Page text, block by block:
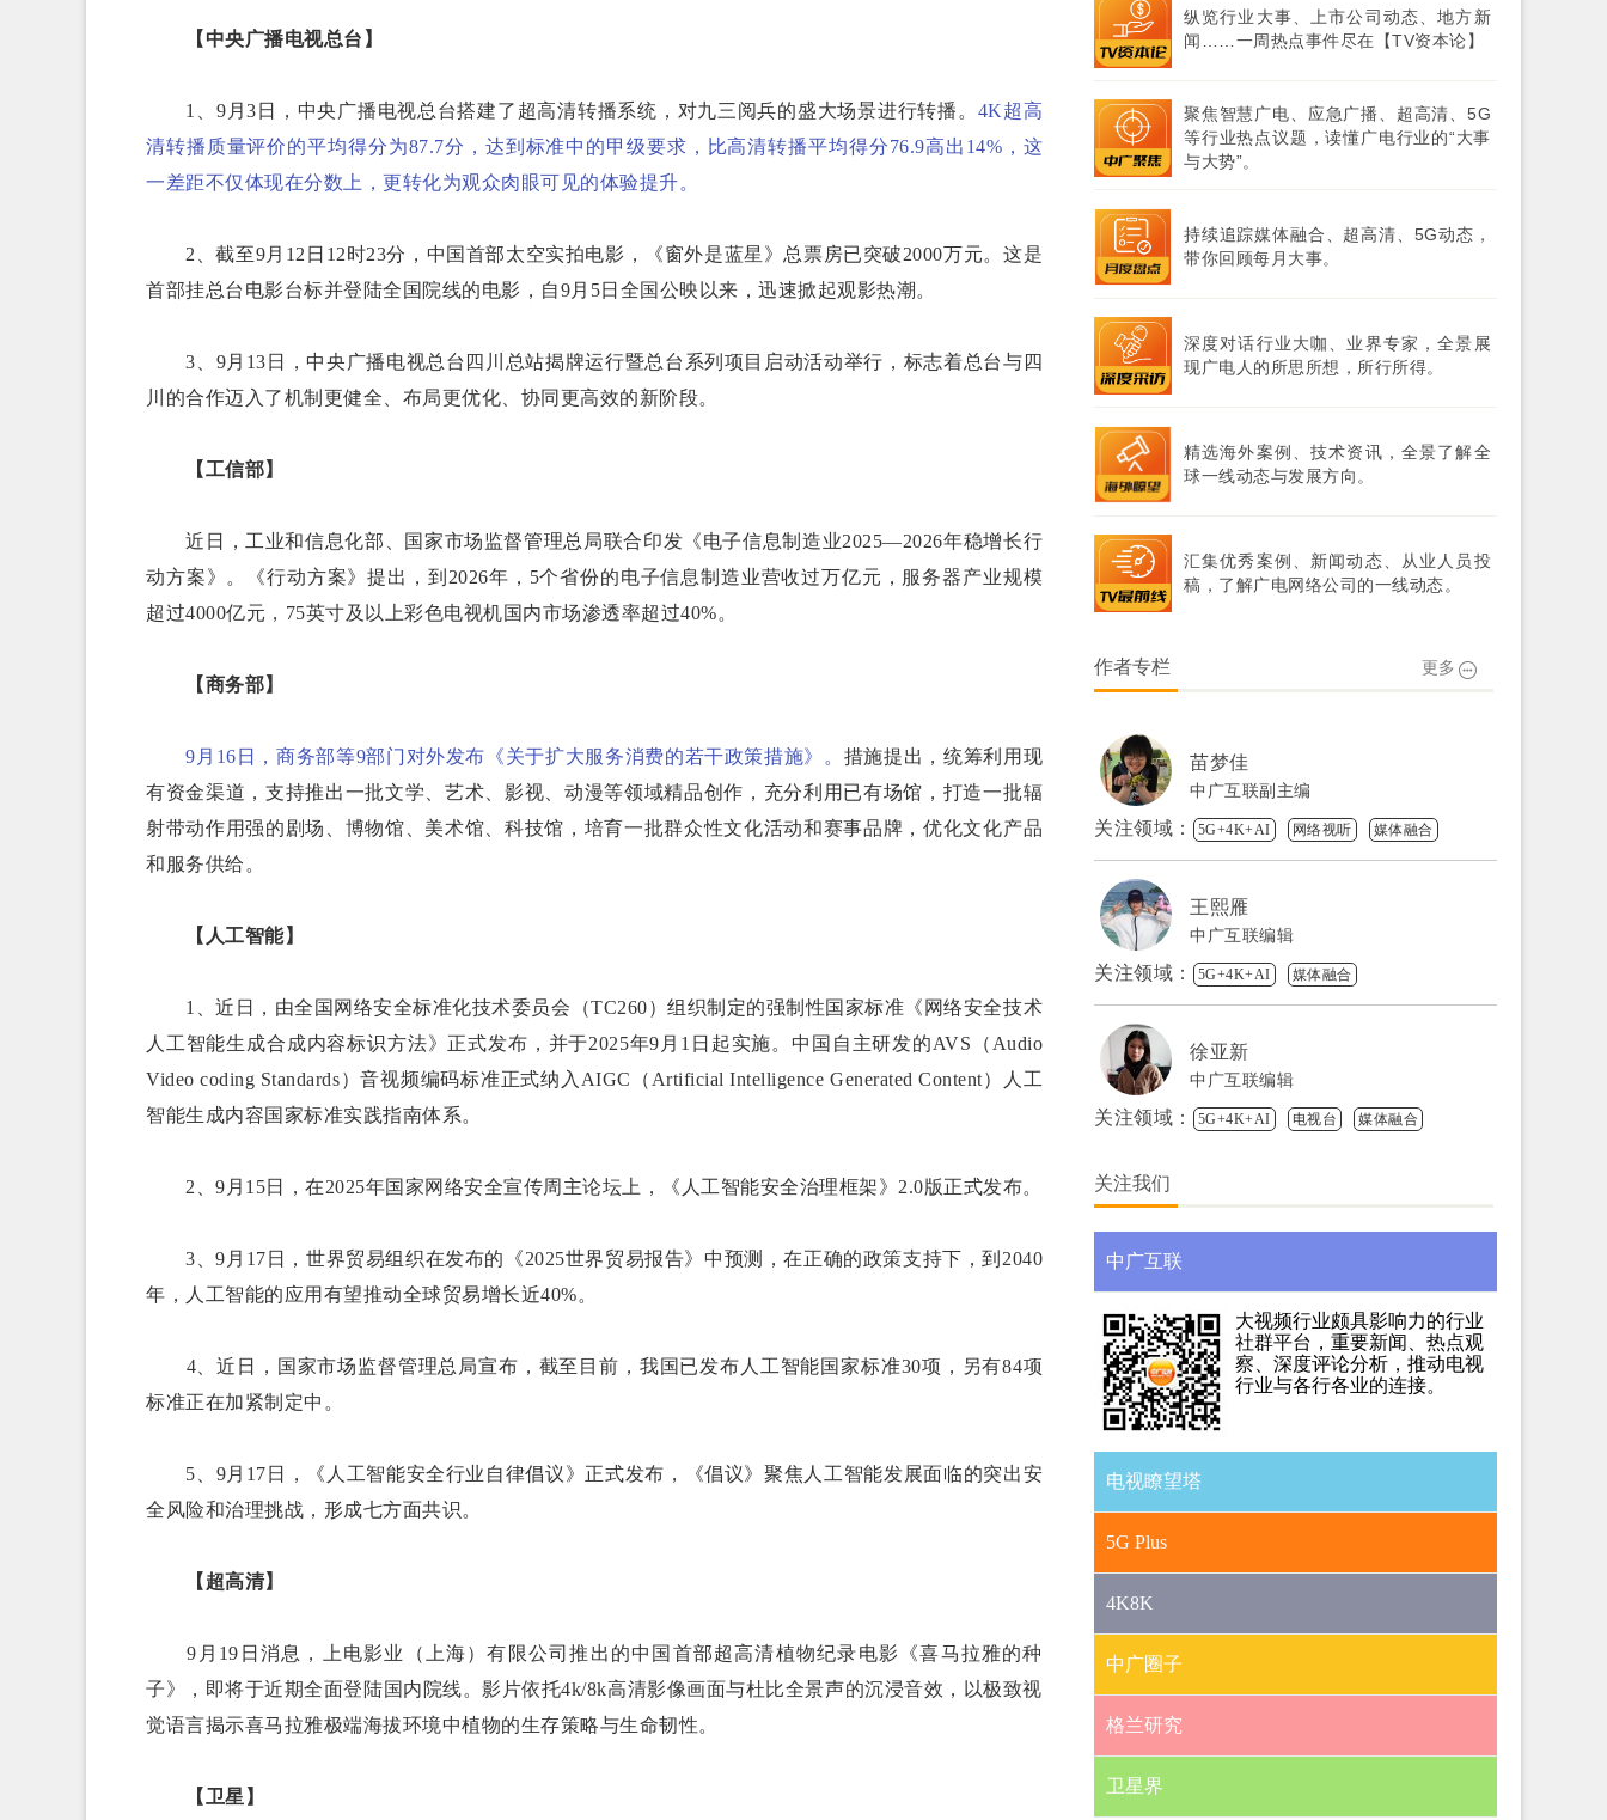
【中央广播电视总台】
1、9月3日，中央广播电视总台搭建了超高清转播系统，对九三阅兵的盛大场景进行转播。 4K超高
清转播质量评价的平均得分为87.7分，达到标准中的甲级要求，比高清转播平均得分76.9高出14%，这
一差距不仅体现在分数上，更转化为观众肉眼可见的体验提升。
2、截至9月12日12时23分，中国首部太空实拍电影，《窗外是蓝星》总票房已突破2000万元。这是
首部挂总台电影台标并登陆全国院线的电影，自9月5日全国公映以来，迅速掀起观影热潮。
3、9月13日，中央广播电视总台四川总站揭牌运行暨总台系列项目启动活动举行，标志着总台与四
川的合作迈入了机制更健全、布局更优化、协同更高效的新阶段。
【工信部】
近日，工业和信息化部、国家市场监督管理总局联合印发《电子信息制造业2025—2026年稳增长行
动方案》。《行动方案》提出，到2026年，5个省份的电子信息制造业营收过万亿元，服务器产业规模
超过4000亿元，75英寸及以上彩色电视机国内市场渗透率超过40%。
【商务部】
9月16日，商务部等9部门对外发布《关于扩大服务消费的若干政策措施》。 措施提出，统筹利用现
有资金渠道，支持推出一批文学、艺术、影视、动漫等领域精品创作，充分利用已有场馆，打造一批辐
射带动作用强的剧场、博物馆、美术馆、科技馆，培育一批群众性文化活动和赛事品牌，优化文化产品
和服务供给。
【人工智能】
1、近日，由全国网络安全标准化技术委员会（TC260）组织制定的强制性国家标准《网络安全技术
人工智能生成合成内容标识方法》正式发布，并于2025年9月1日起实施。中国自主研发的AVS（Audio
Video coding Standards）音视频编码标准正式纳入AIGC（Artificial Intelligence Generated Content）人工
智能生成内容国家标准实践指南体系。
2、9月15日，在2025年国家网络安全宣传周主论坛上，《人工智能安全治理框架》2.0版正式发布。
3、9月17日，世界贸易组织在发布的《2025世界贸易报告》中预测，在正确的政策支持下，到2040
年，人工智能的应用有望推动全球贸易增长近40%。
4、近日，国家市场监督管理总局宣布，截至目前，我国已发布人工智能国家标准30项，另有84项
标准正在加紧制定中。
5、9月17日，《人工智能安全行业自律倡议》正式发布，《倡议》聚焦人工智能发展面临的突出安
全风险和治理挑战，形成七方面共识。
【超高清】
9月19日消息，上电影业（上海）有限公司推出的中国首部超高清植物纪录电影《喜马拉雅的种
子》，即将于近期全面登陆国内院线。影片依托4k/8k高清影像画面与杜比全景声的沉浸音效，以极致视
觉语言揭示喜马拉雅极端海拔环境中植物的生存策略与生命韧性。
【卫星】
纵览行业大事、上市公司动态、地方新
闻……一周热点事件尽在【TV资本论】
聚焦智慧广电、应急广播、超高清、5G
等行业热点议题，读懂广电行业的“大事
与大势”。
持续追踪媒体融合、超高清、5G动态，
带你回顾每月大事。
深度对话行业大咖、业界专家，全景展
现广电人的所思所想，所行所得。
精选海外案例、技术资讯，全景了解全
球一线动态与发展方向。
汇集优秀案例、新闻动态、从业人员投
稿，了解广电网络公司的一线动态。
作者专栏 更多
苗梦佳
中广互联副主编
关注领域： 5G+4K+AI 网络视听 媒体融合
王熙雁
中广互联编辑
关注领域： 5G+4K+AI 媒体融合
徐亚新
中广互联编辑
关注领域： 5G+4K+AI 电视台 媒体融合
关注我们
中广互联
大视频行业颇具影响力的行业
社群平台，重要新闻、热点观
察、深度评论分析，推动电视
行业与各行各业的连接。
电视瞭望塔
5G Plus
4K8K
中广圈子
格兰研究
卫星界